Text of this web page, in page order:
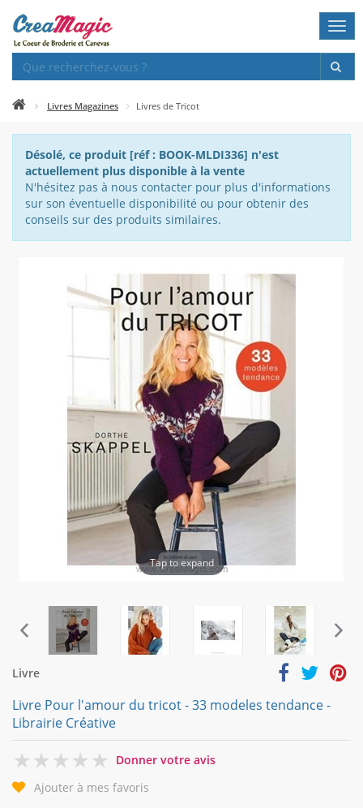
Livres Magazines Livres de Tricot
Désolé, ce produit [réf : BOOK-MLDI336] n'est
actuellement plus disponible à la vente
N'hésitez pas à nous contacter pour plus d'informations
sur son éventuelle disponibilité ou pour obtenir des
conseils sur des produits similaires.
Tap to expand
Livre
Livre Pour l'amour du tricot - 33 modeles tendance -
Librairie Créative
0
Donner votre avis
Ajouter à mes favoris